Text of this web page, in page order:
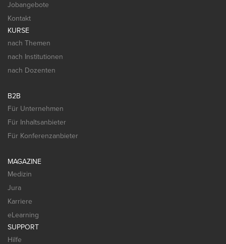
Jobangebote
Kontakt
KURSE
nach Themen
nach Institutionen
nach Dozenten
B2B
Für Unternehmen
Für Inhaltsanbieter
Für Konferenzanbieter
MAGAZINE
Medizin
Jura
Karriere
eLearning
SUPPORT
Hilfe